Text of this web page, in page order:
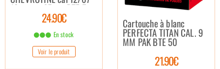
12 grains 67mm BTE 5
24.90€
En stock
Voir le produit
Cartouche à blanc
PERFECTA TITAN CAL. 9
MM PAK BTE 50
21.90€